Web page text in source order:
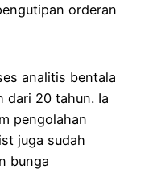
orderan
analitis bentala
dari 20 tahun. Ia
pengolahan
juga sudah
bunga